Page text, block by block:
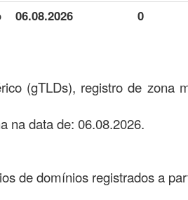
06.08.2026 0
(gTLDs), registro de zona
na data de: 06.08.2026.
de domínios registrados a